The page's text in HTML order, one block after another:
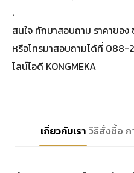
.
สนใจ ทักมาสอบถาม ราคาขอ
หรือโทรมาสอบถามได้ที่ 088-
ไลน์ไอดี KONGMEKA
เกี่ยวกับเรา วิธีสั่งซื้อ ก